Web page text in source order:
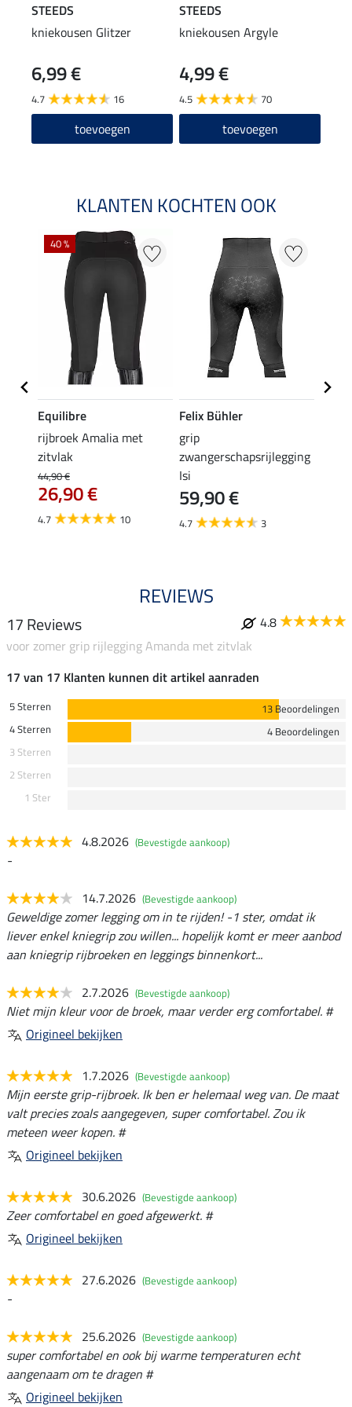
STEEDS
kniekousen Glitzer
6,99 €
4.7 16
toevoegen
STEEDS
kniekousen Argyle
4,99 €
4.5 70
toevoegen
KLANTEN KOCHTEN OOK
40 %
Equilibre
rijbroek Amalia met
zitvlak
44,90 €
26,90 €
4.7 10
Felix Bühler
grip
zwangerschapsrijlegging
Isi
59,90 €
4.7 3
REVIEWS
17 Reviews
4.8
voor zomer grip rijlegging Amanda met zitvlak
17 van 17 Klanten kunnen dit artikel aanraden
5 Sterren
13 Beoordelingen
4 Sterren
4 Beoordelingen
3 Sterren
2 Sterren
1 Ster
4.8.2026 (Bevestigde aankoop)
-
14.7.2026 (Bevestigde aankoop)
Geweldige zomer legging om in te rijden! -1 ster, omdat ik
liever enkel kniegrip zou willen... hopelijk komt er meer aanbod
aan kniegrip rijbroeken en leggings binnenkort...
2.7.2026 (Bevestigde aankoop)
Niet mijn kleur voor de broek, maar verder erg comfortabel. #
Origineel bekijken
1.7.2026 (Bevestigde aankoop)
Mijn eerste grip-rijbroek. Ik ben er helemaal weg van. De maat
valt precies zoals aangegeven, super comfortabel. Zou ik
meteen weer kopen. #
Origineel bekijken
30.6.2026 (Bevestigde aankoop)
Zeer comfortabel en goed afgewerkt. #
Origineel bekijken
27.6.2026 (Bevestigde aankoop)
-
25.6.2026 (Bevestigde aankoop)
super comfortabel en ook bij warme temperaturen echt
aangenaam om te dragen #
Origineel bekijken